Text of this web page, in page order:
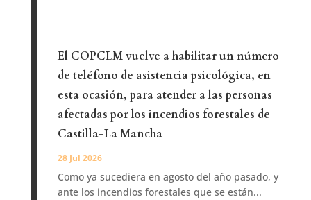
El COPCLM vuelve a habilitar un número
de teléfono de asistencia psicológica, en
esta ocasión, para atender a las personas
afectadas por los incendios forestales de
Castilla-La Mancha
28 Jul 2026
Como ya sucediera en agosto del año pasado, y
ante los incendios forestales que se están...